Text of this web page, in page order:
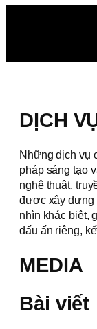
DỊCH
Những dịch vụ
pháp sáng tạo
nghệ thuật,
được xây dựng
nhìn khác biệt,
dấu ấn riêng,
MEDIA
Bài viết